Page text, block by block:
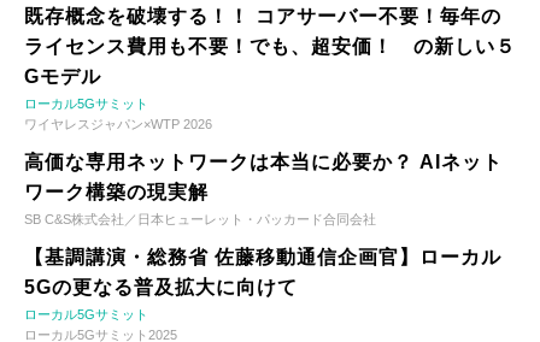
既存概念を破壊する！！ コアサーバー不要！毎年の
ライセンス費用も不要！でも、超安価！ の新しい５
Gモデル
ローカル5Gサミット
ワイヤレスジャパン×WTP 2026
高価な専用ネットワークは本当に必要か？ AIネット
ワーク構築の現実解
SB C&S株式会社／日本ヒューレット・パッカード合同会社
【基調講演・総務省 佐藤移動通信企画官】ローカル
5Gの更なる普及拡大に向けて
ローカル5Gサミット
ローカル5Gサミット2025